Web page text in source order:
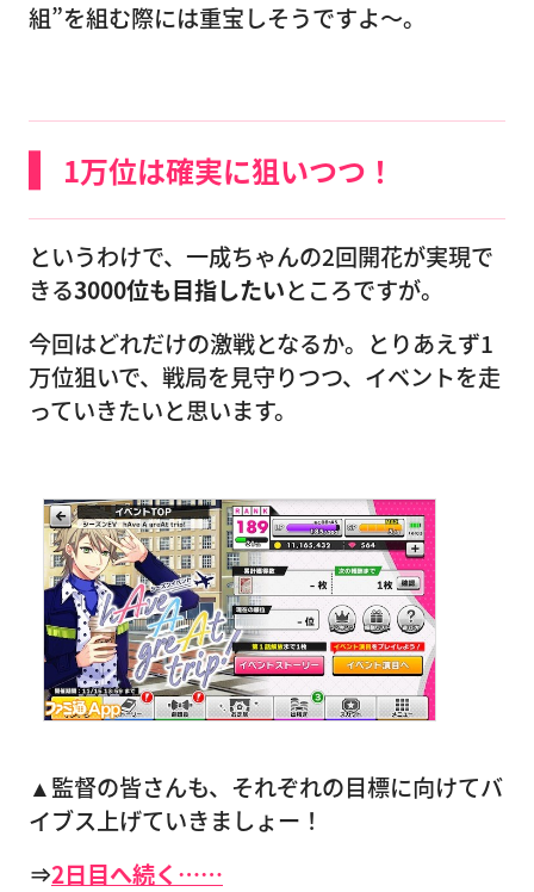
組”を組む際には重宝しそうですよ〜。
1万位は確実に狙いつつ！
というわけで、一成ちゃんの2回開花が実現で
きる3000位も目指したいところですが。
今回はどれだけの激戦となるか。とりあえず1
万位狙いで、戦局を見守りつつ、イベントを走
っていきたいと思います。
▲監督の皆さんも、それぞれの目標に向けてバ
イブス上げていきましょー！
⇒2日目へ続く……